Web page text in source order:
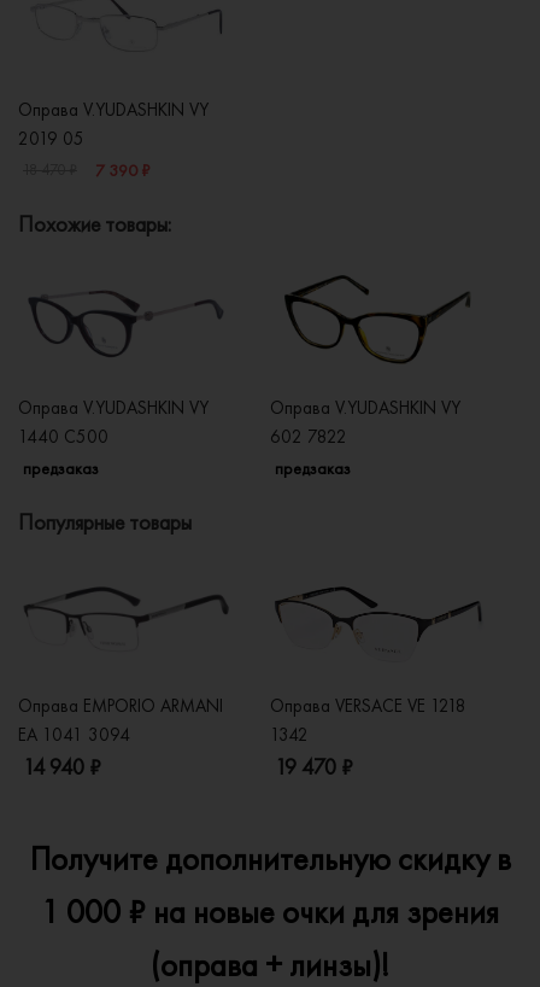
Оправа V.YUDASHKIN VY
2019 05
7 390 ₽
Похожие товары:
Оправа V.YUDASHKIN VY
1440 C500
предзаказ
Оправа V.YUDASHKIN VY
602 7822
предзаказ
Популярные товары
Оправа EMPORIO ARMANI
EA 1041 3094
14 940 ₽
Оправа VERSACE VE 1218
1342
19 470 ₽
Получите дополнительную скидку в
1 000 ₽ на новые очки для зрения
(оправа + линзы)!